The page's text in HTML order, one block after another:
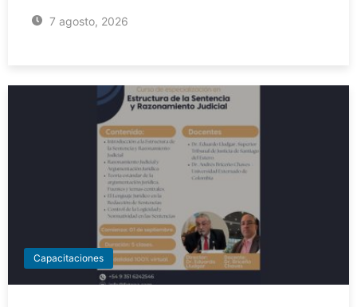
7 agosto, 2026
Capacitaciones